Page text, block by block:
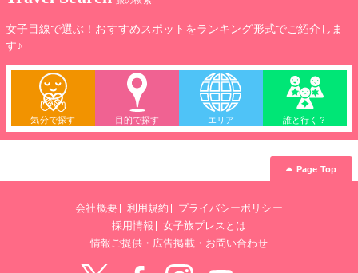
女子目線で選ぶ！おすすめスポットをランキング形式でご紹介しま
す♪
気分で探す 目的で探す エリア 誰と行く？
Page Top
会社概要 利用規約
プライバシーポリシー
採用情報
女子旅プレスとは
情報ご提供・広告掲載・お問い合わせ